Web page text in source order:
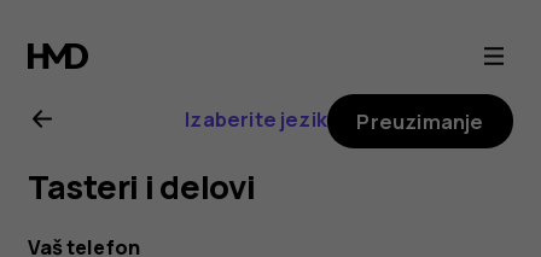
Nokia
G20
uputstvo
za
Izaberite jezik Preuzimanje
Tasteri i delovi
Vaš telefon